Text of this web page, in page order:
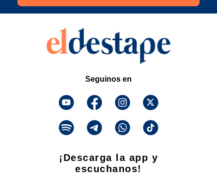
Seguinos en
¡Descarga la app y
escuchanos!